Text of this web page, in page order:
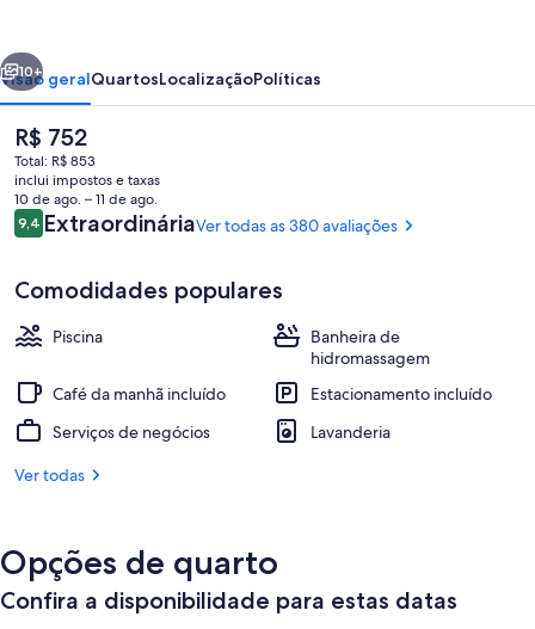
Modern
Gay
Men's
Resort
Saguão
Próximo
10+
Visão geralQuartosLocalizaçãoPolíticas
O
preço
atual
é
R$ 752
R$ 752
Total: R$ 853
inclui impostos e taxas
10 de ago. – 11 de ago.
Avaliações
9,49,4 de 10
ExtraordináriaVer todas as 380 avaliações
Comodidades populares
Piscina
Banheira de
hidromassagem
Café da manhã incluído
Estacionamento incluído
Serviços de negócios
Lavanderia
Ver todas
Opções de quarto
Confira a disponibilidade para estas datas